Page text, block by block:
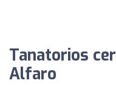
Tanatorios
Alfaro